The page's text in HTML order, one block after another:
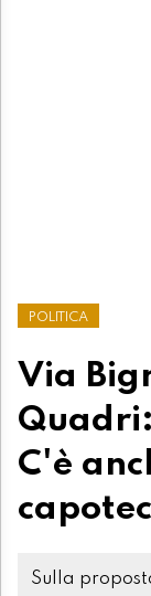
POLITICA
Via
C'è
Sulla